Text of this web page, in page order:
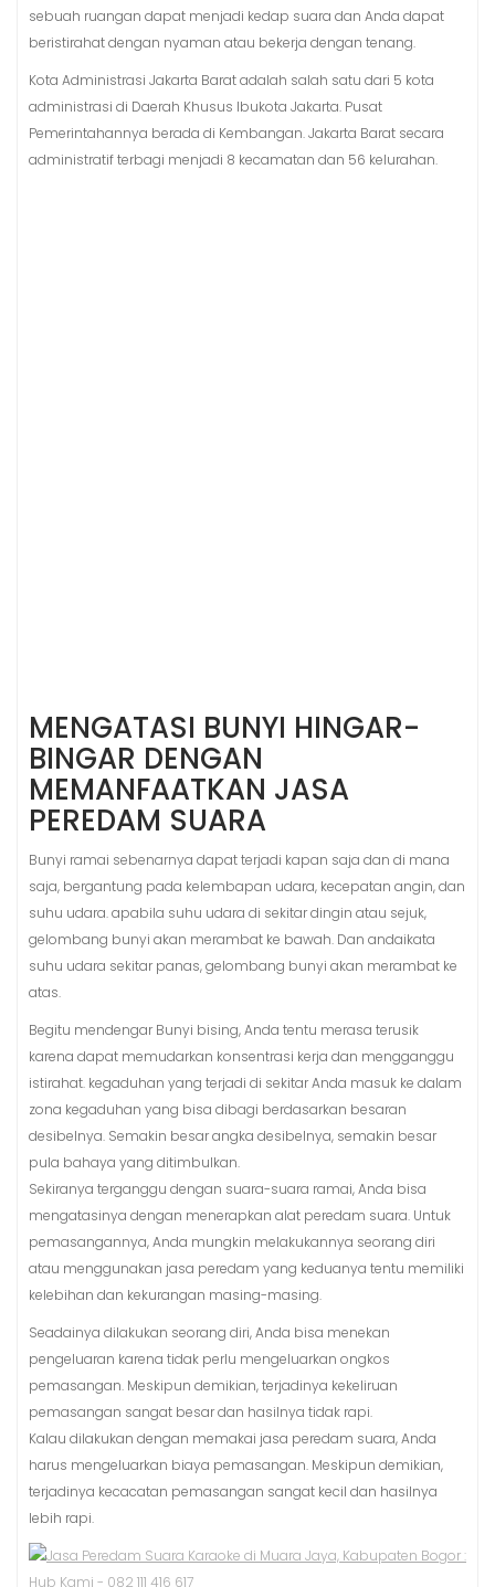
sebuah ruangan dapat menjadi kedap suara dan Anda dapat
beristirahat dengan nyaman atau bekerja dengan tenang.
Kota Administrasi Jakarta Barat adalah salah satu dari 5 kota
administrasi di Daerah Khusus Ibukota Jakarta. Pusat
Pemerintahannya berada di Kembangan. Jakarta Barat secara
administratif terbagi menjadi 8 kecamatan dan 56 kelurahan.
MENGATASI BUNYI HINGAR-
BINGAR DENGAN
MEMANFAATKAN JASA
PEREDAM SUARA
Bunyi ramai sebenarnya dapat terjadi kapan saja dan di mana
saja, bergantung pada kelembapan udara, kecepatan angin, dan
suhu udara. apabila suhu udara di sekitar dingin atau sejuk,
gelombang bunyi akan merambat ke bawah. Dan andaikata
suhu udara sekitar panas, gelombang bunyi akan merambat ke
atas.
Begitu mendengar Bunyi bising, Anda tentu merasa terusik
karena dapat memudarkan konsentrasi kerja dan mengganggu
istirahat. kegaduhan yang terjadi di sekitar Anda masuk ke dalam
zona kegaduhan yang bisa dibagi berdasarkan besaran
desibelnya. Semakin besar angka desibelnya, semakin besar
pula bahaya yang ditimbulkan.
Sekiranya terganggu dengan suara-suara ramai, Anda bisa
mengatasinya dengan menerapkan alat peredam suara. Untuk
pemasangannya, Anda mungkin melakukannya seorang diri
atau menggunakan jasa peredam yang keduanya tentu memiliki
kelebihan dan kekurangan masing-masing.
Seadainya dilakukan seorang diri, Anda bisa menekan
pengeluaran karena tidak perlu mengeluarkan ongkos
pemasangan. Meskipun demikian, terjadinya kekeliruan
pemasangan sangat besar dan hasilnya tidak rapi.
Kalau dilakukan dengan memakai jasa peredam suara, Anda
harus mengeluarkan biaya pemasangan. Meskipun demikian,
terjadinya kecacatan pemasangan sangat kecil dan hasilnya
lebih rapi.